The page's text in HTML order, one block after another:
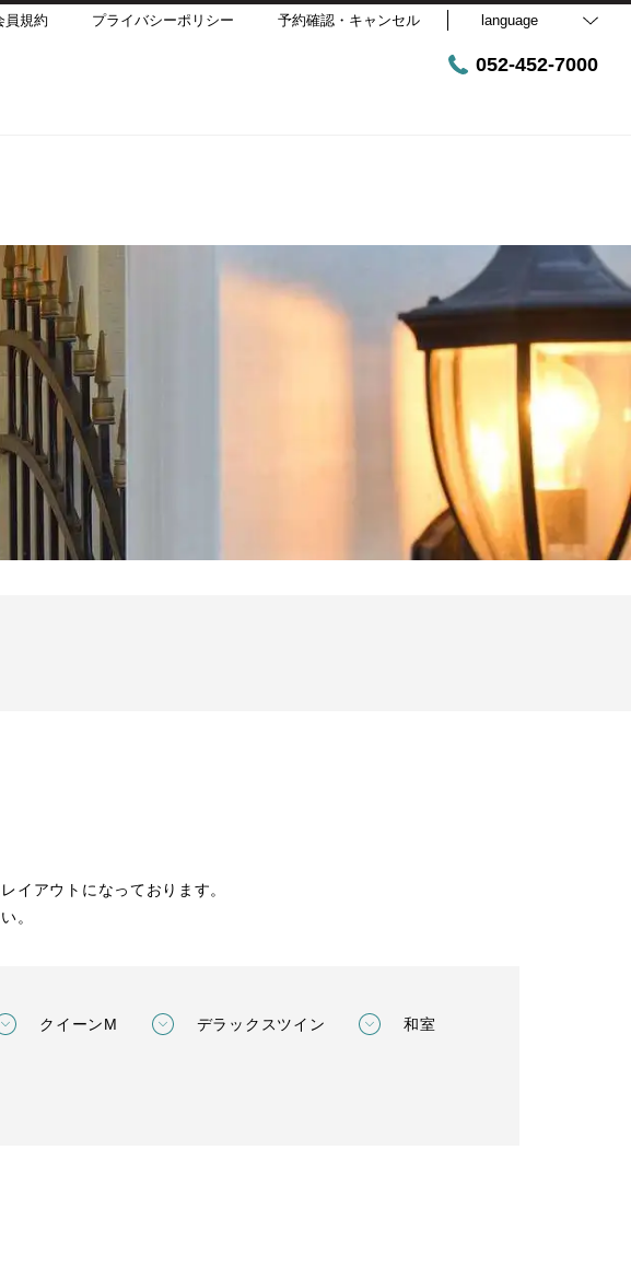
員規約 プライバシーポリシー 予約確認・キャンセル language
052-452-7000
イアウトになっております。
。
クイーンM デラックスツイン 和室